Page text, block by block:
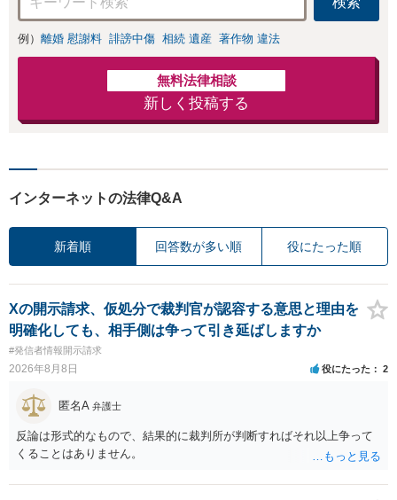
例） 離婚 慰謝料 誹謗中傷 相続 遺産 著作物 違法
無料法律相談
新しく投稿する
インターネットの法律Q&A
新着順 回答数が多い順 役にたった順
Xの開示請求、仮処分で裁判官が認容する意思と理由を
明確化しても、相手側は争って引き延ばしますか
#発信者情報開示請求
2026年8月8日 役にたった 2
匿名A 弁護士
反論は形式的なもので、結果的に裁判所が判断すればそれ以上争って
くることはありません。